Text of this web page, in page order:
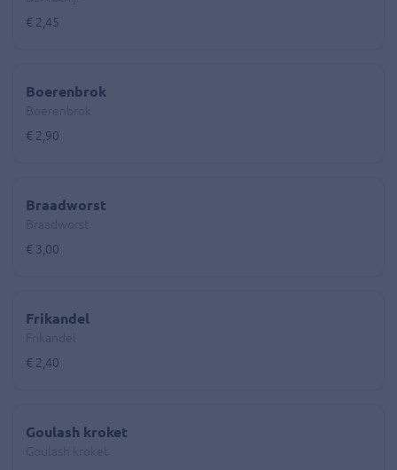
€ 2,45
Boerenbrok
€ 2,90
Braadworst
€ 3,00
Frikandel
€ 2,40
Goulash kroket